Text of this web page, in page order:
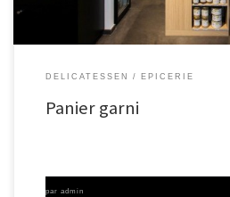
DELICATESSEN EPICERIE
Panier garni
par admin